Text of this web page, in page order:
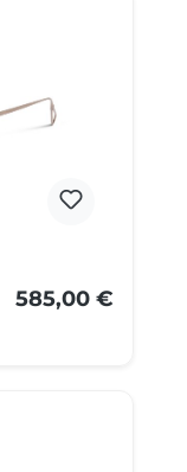
585,00 €